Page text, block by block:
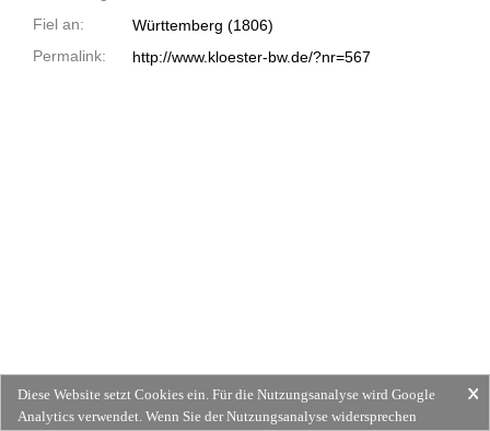
Fiel an:
Württemberg (1806)
Permalink:
http://www.kloester-bw.de/?nr=567
Diese Website setzt Cookies ein. Für die Nutzungsanalyse wird Google
Analytics verwendet. Wenn Sie der Nutzungsanalyse widersprechen